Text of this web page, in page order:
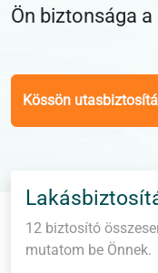
Ön biztonsága
Kössön
12 biztosító
mutatom be Önnek.